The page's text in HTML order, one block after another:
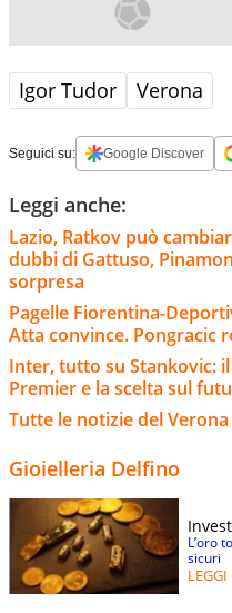
Igor Tudor Verona
Seguici su: Google Discover
Leggi anche:
Lazio, Ratkov può
dubbi di Gattuso,
sorpresa
Pagelle Fiorentina-
Atta convince. Pongracic
Inter, tutto su Stankovic:
Premier e la scelta sul
Tutte le notizie del Verona
Gioielleria Delfino
L’oro
sicuri
LEGGI